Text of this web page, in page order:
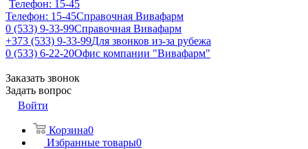
Телефон: 15-45
Телефон: 15-45Справочная Вивафарм
0 (533) 9-33-99Справочная Вивафарм
+373 (533) 9-33-99Для звонков из-за рубежа
0 (533) 6-22-20Офис компании "Вивафарм"
Заказать звонок
Задать вопрос
Войти
Корзина0
Избранные товары0